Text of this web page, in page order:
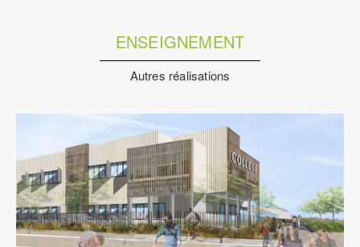
ENSEIGNEMENT
Autres réalisations
Enseignement Structure